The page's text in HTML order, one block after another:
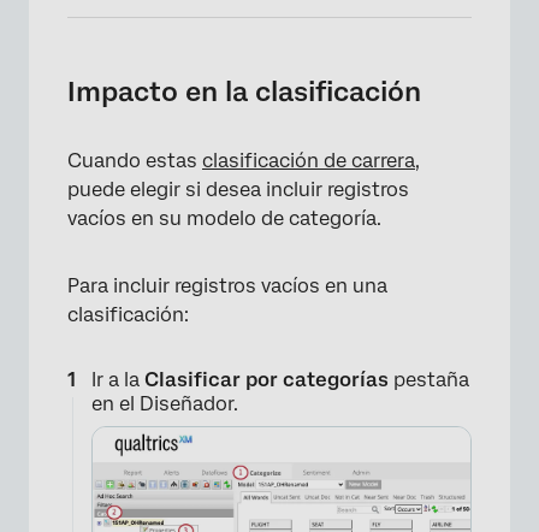
×
Impacto en la clasificación
Cuando estas clasificación de carrera,
puede elegir si desea incluir registros
vacíos en su modelo de categoría.
Para incluir registros vacíos en una
clasificación:
Ir a la Clasificar por categorías pestaña
en el Diseñador.